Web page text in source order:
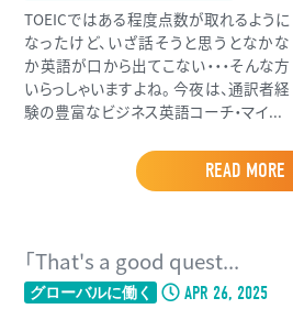
TOEICではある程度点数が取れるように
なったけど、いざ話そうと思うとなかな
か英語が口から出てこない・・・そんな方
いらっしゃいますよね。 今夜は、通訳者経
験の豊富なビジネス英語コーチ・マイ...
READ MORE
「That's a good quest...
グローバルに働く APR 26, 2025